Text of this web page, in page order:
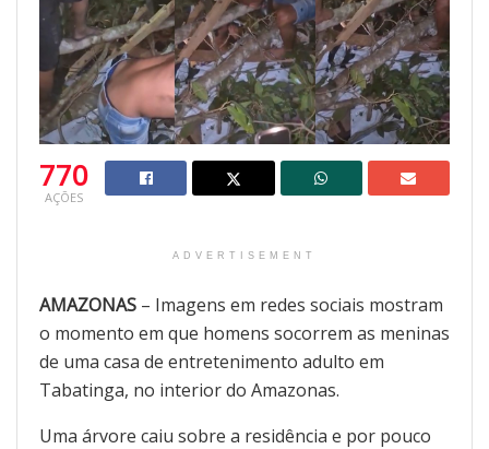
770
AÇÕES
ADVERTISEMENT
AMAZONAS – Imagens em redes sociais mostram
o momento em que homens socorrem as meninas
de uma casa de entretenimento adulto em
Tabatinga, no interior do Amazonas.
Uma árvore caiu sobre a residência e por pouco